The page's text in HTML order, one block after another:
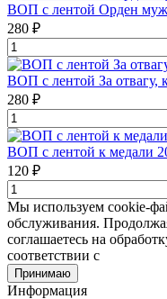
ВОП с лентой Орден
280 ₽
ВОП с лентой За отвагу,
280 ₽
ВОП с лентой к медали
120 ₽
Мы используем cookie-
обслуживания.
соглашаетесь на
соответствии с
Принимаю
Информация